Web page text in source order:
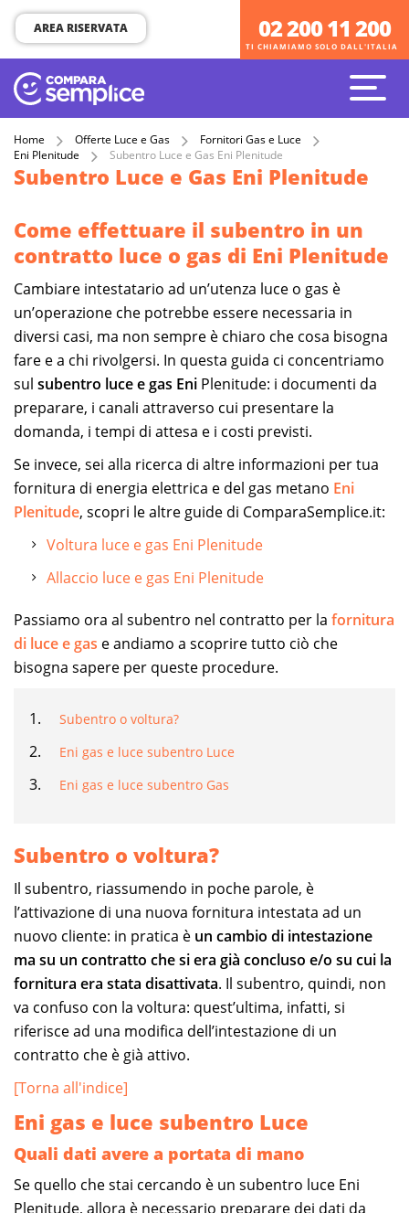
TI CHIAMIAMO SOLO DALL'ITALIA
02 200 11 200
AREA RISERVATA
Home Offerte Luce e Gas
Fornitori Gas e Luce
Eni Plenitude
Subentro Luce e Gas Eni Plenitude
Subentro Luce e Gas Eni Plenitude
Come effettuare il subentro in un
contratto luce o gas di Eni Plenitude
Cambiare intestatario ad un’utenza luce o gas è
un’operazione che potrebbe essere necessaria in
diversi casi, ma non sempre è chiaro che cosa bisogna
fare e a chi rivolgersi. In questa guida ci concentriamo
sul subentro luce e gas Eni Plenitude: i documenti da
preparare, i canali attraverso cui presentare la
domanda, i tempi di attesa e i costi previsti.
Se invece, sei alla ricerca di altre informazioni per tua
fornitura di energia elettrica e del gas metano Eni
Plenitude, scopri le altre guide di ComparaSemplice.it:
Voltura luce e gas Eni Plenitude
Allaccio luce e gas Eni Plenitude
Passiamo ora al subentro nel contratto per la fornitura
di luce e gas e andiamo a scoprire tutto ciò che
bisogna sapere per queste procedure.
Subentro o voltura?
Eni gas e luce subentro Luce
Eni gas e luce subentro Gas
Subentro o voltura?
Il subentro, riassumendo in poche parole, è
l’attivazione di una nuova fornitura intestata ad un
nuovo cliente: in pratica è un cambio di intestazione
ma su un contratto che si era già concluso e/o su cui la
fornitura era stata disattivata. Il subentro, quindi, non
va confuso con la voltura: quest’ultima, infatti, si
riferisce ad una modifica dell’intestazione di un
contratto che è già attivo.
[Torna all'indice]
Eni gas e luce subentro Luce
Quali dati avere a portata di mano
Se quello che stai cercando è un subentro luce Eni
Plenitude, allora è necessario preparare dei dati da
TI CHIAMIAMO SOLO DALL'ITALIA
02 200 11 200